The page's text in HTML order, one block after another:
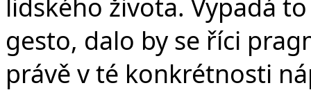
lidského života. Vypadá
gesto, dalo by se říci
právě v té konkrétnosti